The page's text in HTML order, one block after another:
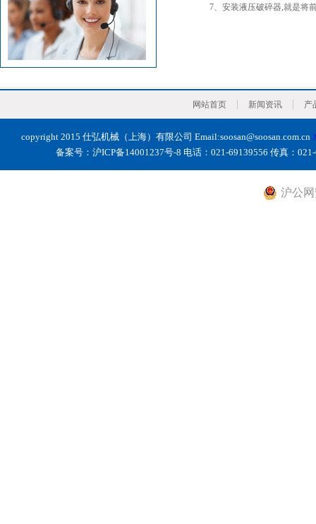
7、安装液压破碎器,就是将前
网站首页 新闻资讯 产
copyright 2015 仕弘机械（上海）有限公司 Email:soosan@soosan.com.cn
备案号： 沪ICP备14001237号-8 电话：021-69139556 传真：
沪公网